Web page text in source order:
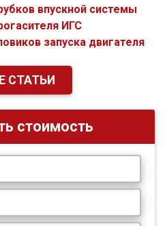
впускной системы
ИГС
запуска двигателя
СТАТЬИ
стоимость